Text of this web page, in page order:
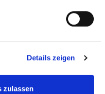
Details zeigen
zulassen
Belegärzte): 45,00